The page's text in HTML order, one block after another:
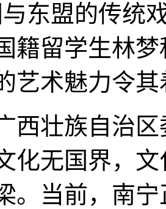
盟的传统戏
籍留学生林
艺术魅力令其
壮族自治区
化无国界，
。当前，南